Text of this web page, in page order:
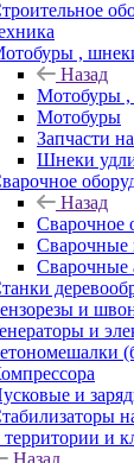
,
Назад
Мотобуры ,
Мотобуры
Запчасти
Шнеки
Назад
Сварочное
Сварочные
Сварочные
и
и
и
и
Назад